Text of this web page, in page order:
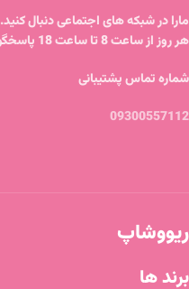
مارا در شبکه های اجتماعی دنبال کنید.
هر روز از ساعت 8 تا ساعت 18 پاسخگو شما عزیزان هستیم.
شماره تماس پشتیبانی
09300557112
ریووشاپ
برند ها